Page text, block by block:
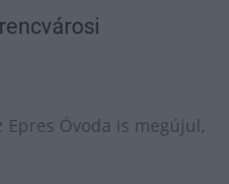
Epres Óvoda is megújul,